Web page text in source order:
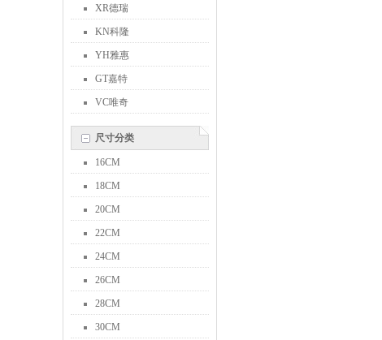
XR德瑞
KN科隆
YH雅惠
GT嘉特
VC唯奇
尺寸分类
16CM
18CM
20CM
22CM
24CM
26CM
28CM
30CM